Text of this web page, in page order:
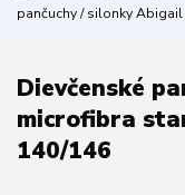
pančuchy / silonky
Dievčenské
microfibra
140/146